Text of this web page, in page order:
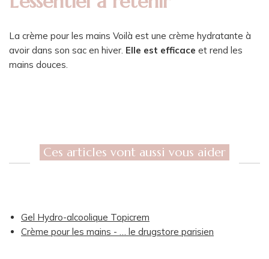
La crème pour les mains Voilà est une crème hydratante à
avoir dans son sac en hiver. Elle est efficace et rend les
mains douces.
Ces articles vont aussi vous aider
Gel Hydro-alcoolique Topicrem
Crème pour les mains - … le drugstore parisien